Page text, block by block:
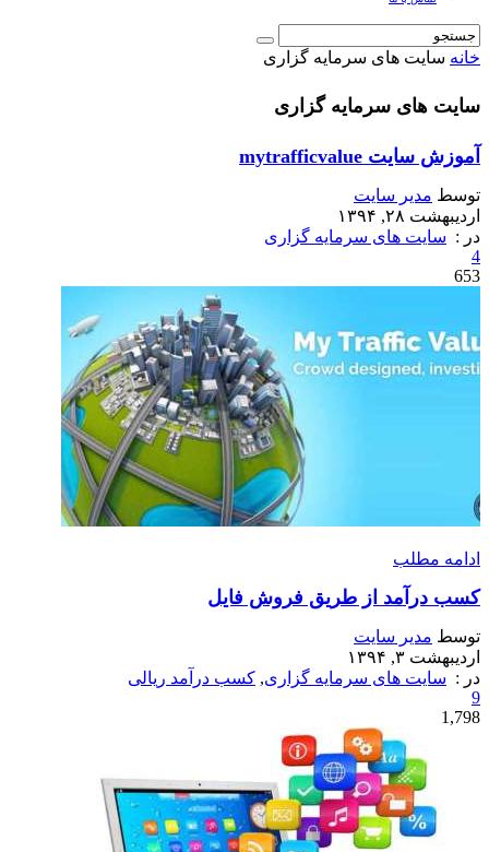
خانه سایت های سرمایه گزاری
سایت های سرمایه گزاری
آموزش سایت mytrafficvalue
توسط مدیر سایت
اردیبهشت ۲۸, ۱۳۹۴
در : سایت های سرمایه گزاری
4
653
ادامه مطلب
کسب درآمد از طریق فروش فایل
توسط مدیر سایت
اردیبهشت ۳, ۱۳۹۴
در : سایت های سرمایه گزاری, کسب درآمد ریالی
9
1,798